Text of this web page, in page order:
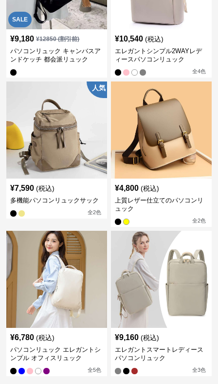
SALE
¥9,180 ¥12850(割引前)
パソコンリュック キャンバスア
ンドケッチ 都会派リュック
¥10,540 (税込)
エレガントシンプル2WAYレデ
ィースパソコンリュック
全4色
人気
¥7,590 (税込)
多機能パソコンリュックサック
全2色
¥4,800 (税込)
上質レザー仕立てのパソコンリ
ュック
全2色
¥6,780 (税込)
パソコンリュック エレガントシ
ンプル オフィスリュック
全5色
¥9,160 (税込)
エレガントスマートレディース
パソコンリュック
全3色